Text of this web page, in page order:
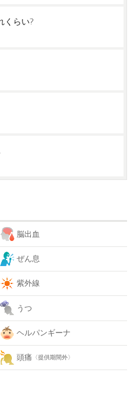
くらい?
脳出血
ぜん息
紫外線
うつ
ヘルパンギーナ
頭痛 〈提供期間外〉